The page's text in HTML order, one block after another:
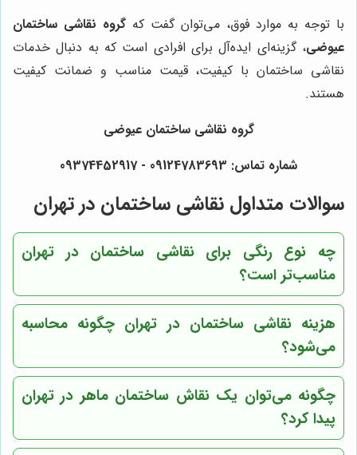
با توجه به موارد فوق، می‌توان گفت که گروه نقاشی ساختمان
عیوضی، گزینه‌ای ایده‌آل برای افرادی است که به دنبال خدمات
نقاشی ساختمان با کیفیت، قیمت مناسب و ضمانت کیفیت
هستند.
گروه نقاشی ساختمان عیوضی
شماره تماس: 09124783693 - 09374452917
سوالات متداول نقاشی ساختمان در تهران
چه نوع رنگی برای نقاشی ساختمان در تهران
مناسب‌تر است؟
هزینه نقاشی ساختمان در تهران چگونه محاسبه
می‌شود؟
چگونه می‌توان یک نقاش ساختمان ماهر در تهران
پیدا کرد؟